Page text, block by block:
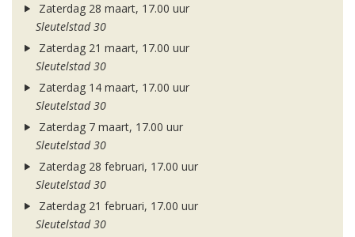
Zaterdag 28 maart, 17.00 uur
Sleutelstad 30
Zaterdag 21 maart, 17.00 uur
Sleutelstad 30
Zaterdag 14 maart, 17.00 uur
Sleutelstad 30
Zaterdag 7 maart, 17.00 uur
Sleutelstad 30
Zaterdag 28 februari, 17.00 uur
Sleutelstad 30
Zaterdag 21 februari, 17.00 uur
Sleutelstad 30